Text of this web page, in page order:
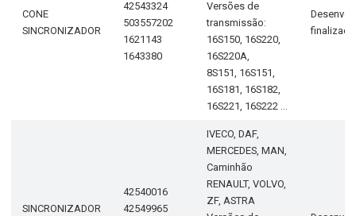
CONE
SINCRONIZADOR
42543324
503557202
1621143
1643380
Versões de
transmissão:
16S150, 16S220,
16S220A,
8S151, 16S151,
16S181, 16S182,
16S221, 16S222 ...
finalizado
SINCRONIZADOR
42540016
42549965
IVECO, DAF,
MERCEDES, MAN,
Caminhão
RENAULT, VOLVO,
ZF, ASTRA